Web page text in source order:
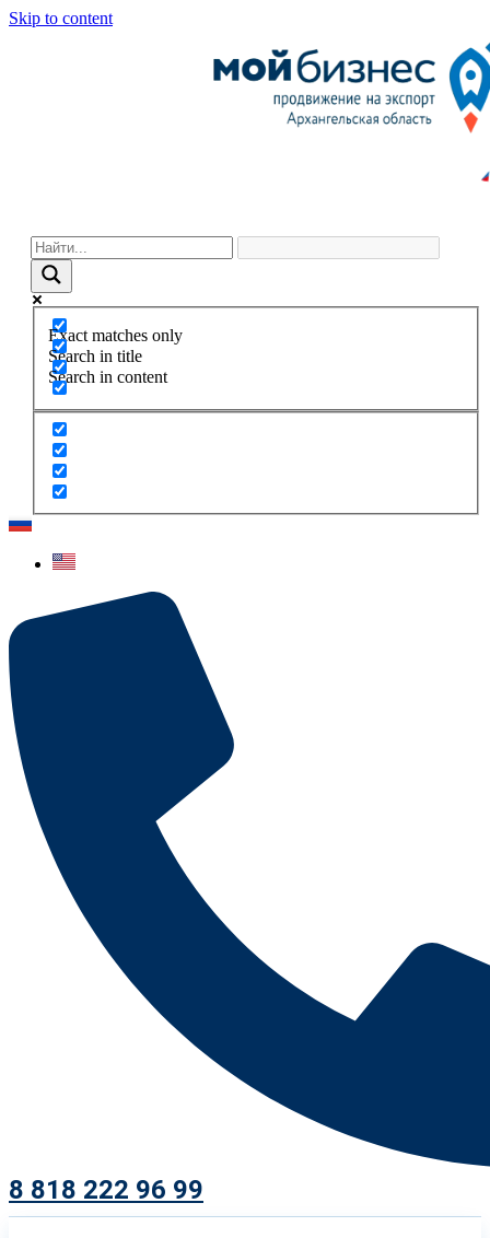
Skip to content
Exact matches only
Search in title
Search in content
8 818 222 96 99​